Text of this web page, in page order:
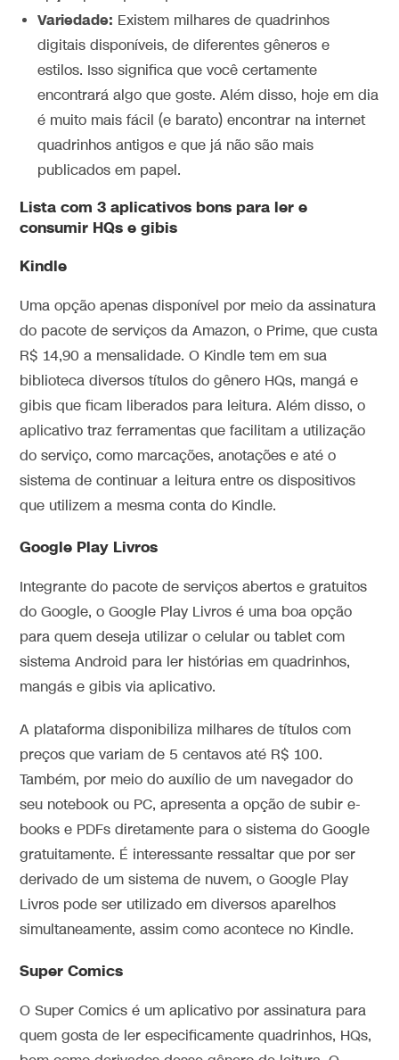
Variedade: Existem milhares de quadrinhos
digitais disponíveis, de diferentes gêneros e
estilos. Isso significa que você certamente
encontrará algo que goste. Além disso, hoje em dia
é muito mais fácil (e barato) encontrar na internet
quadrinhos antigos e que já não são mais
publicados em papel.
Lista com 3 aplicativos bons para ler e
consumir HQs e gibis
Kindle
Uma opção apenas disponível por meio da assinatura
do pacote de serviços da Amazon, o Prime, que custa
R$ 14,90 a mensalidade. O Kindle tem em sua
biblioteca diversos títulos do gênero HQs, mangá e
gibis que ficam liberados para leitura. Além disso, o
aplicativo traz ferramentas que facilitam a utilização
do serviço, como marcações, anotações e até o
sistema de continuar a leitura entre os dispositivos
que utilizem a mesma conta do Kindle.
Google Play Livros
Integrante do pacote de serviços abertos e gratuitos
do Google, o Google Play Livros é uma boa opção
para quem deseja utilizar o celular ou tablet com
sistema Android para ler histórias em quadrinhos,
mangás e gibis via aplicativo.
A plataforma disponibiliza milhares de títulos com
preços que variam de 5 centavos até R$ 100.
Também, por meio do auxílio de um navegador do
seu notebook ou PC, apresenta a opção de subir e-
books e PDFs diretamente para o sistema do Google
gratuitamente. É interessante ressaltar que por ser
derivado de um sistema de nuvem, o Google Play
Livros pode ser utilizado em diversos aparelhos
simultaneamente, assim como acontece no Kindle.
Super Comics
O Super Comics é um aplicativo por assinatura para
quem gosta de ler especificamente quadrinhos, HQs,